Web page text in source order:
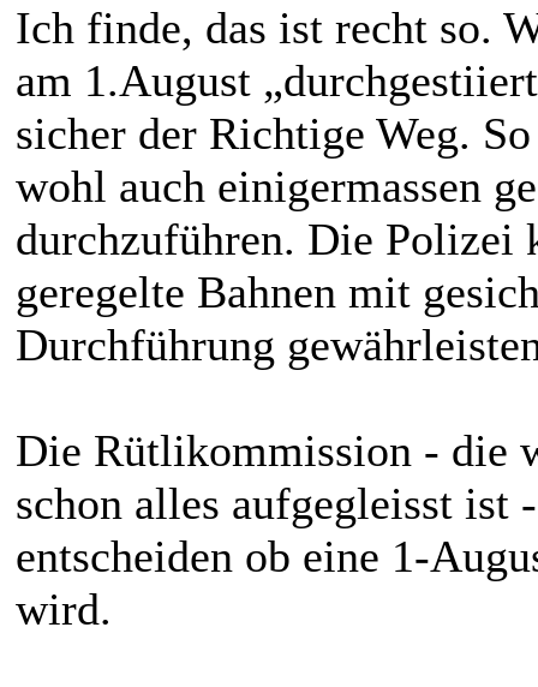
Ich finde, das ist recht so.
am 1.August
sicher der Richtige Weg.
wohl auch einigermassen
durchzuführen. Die Polizei
geregelte Bahnen mit
Durchführung
Die Rütlikommission - die
schon alles aufgegleisst
entscheiden ob eine 1-
wird.